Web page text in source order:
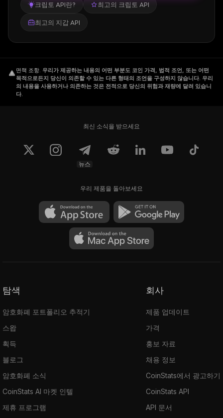
크립토 API란? 최고의 크립토 API
최고의 지갑 API
면책 조항. 우리가 제공하는 내용의 어떤 부분도 코인 가격, 법적 조언, 또는 어떤
목적으로든지 당신이 의존할 수 있는 다른 형태의 조언을 구성하지 않습니다. 우리
의 내용을 사용하거나 의존하는 것은 전적으로 당신의 위험과 재량에 달려 있습니
다.
최신 소식을 받으세요
뉴스
우리 제품을 돌아보세요
탐색
암호화폐 포트폴리오 추적기
스왑
획득
블로그
암호화폐 소식
CoinStats AI 마켓 인텔
제휴 프로그램
회사
제품 업데이트
가격
홍보 자료
채용 정보
CoinStats에서 광고하기
CoinStats API
API 문서